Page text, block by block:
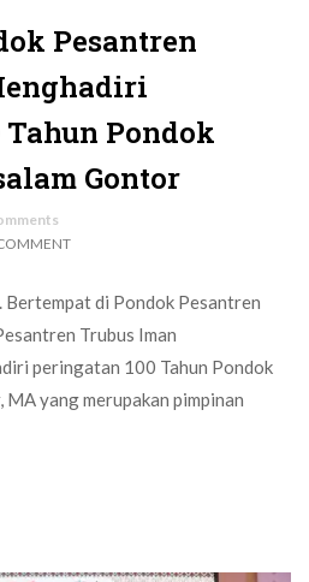
Pesantren
Pondok
Gontor
Bertempat di Pondok Pesantren
Trubus Iman
peringatan 100 Tahun Pondok
yang merupakan pimpinan